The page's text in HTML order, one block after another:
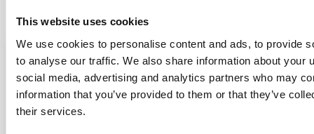
This website uses cookies
We use cookies to personalise content and ads, to provide
to analyse our traffic. We also share information about your
social media, advertising and analytics partners who may
information that you’ve provided to them or that they’ve
their services.
01.
Zrozumienie Twojej
sytuacji
02.